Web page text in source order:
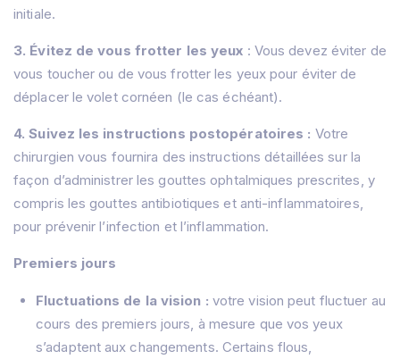
initiale.
3. Évitez de vous frotter les yeux : Vous devez éviter de
vous toucher ou de vous frotter les yeux pour éviter de
déplacer le volet cornéen (le cas échéant).
4. Suivez les instructions postopératoires : Votre
chirurgien vous fournira des instructions détaillées sur la
façon d’administrer les gouttes ophtalmiques prescrites, y
compris les gouttes antibiotiques et anti-inflammatoires,
pour prévenir l’infection et l’inflammation.
Premiers jours
Fluctuations de la vision : votre vision peut fluctuer au
cours des premiers jours, à mesure que vos yeux
s’adaptent aux changements. Certains flous,